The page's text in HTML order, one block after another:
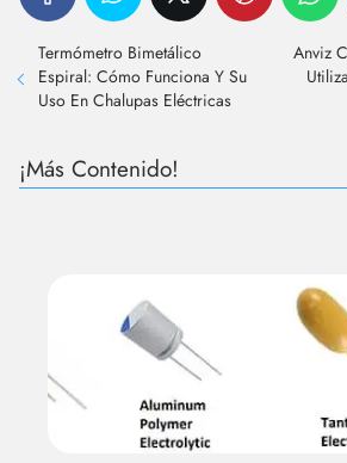
Termómetro Bimetálico
Espiral: Cómo Funciona Y Su
Uso En Chalupas Eléctricas
Anviz
¡Más Contenido!